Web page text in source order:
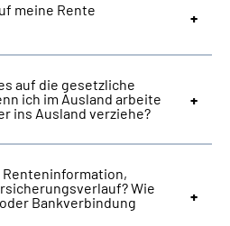
meine Rente
auf die gesetzliche
ich im Ausland arbeite
ins Ausland verziehe?
Renteninformation,
Wie
Bankverbindung